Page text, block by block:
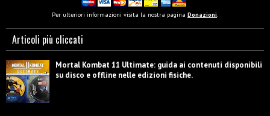
Per ulteriori informazioni visita la nostra pagina Donazioni
Articoli più cliccati
Mortal Kombat 11 Ultimate: guida ai contenuti disponibili
su disco e offline nelle edizioni fisiche.